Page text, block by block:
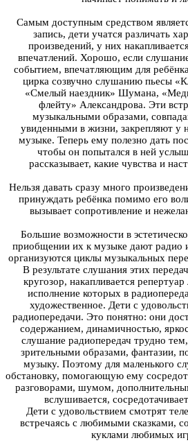
Самым доступным средством
запись, дети учатся различать
произведений, у них
впечатлений. Хорошо, если
событием, впечатляющим для
цирка созвучно слушанию пьесы
«Смелый наездник» Шумана,
флейту» Александрова. Эти
музыкальными образами,
увиденными в жизни, закрепляют у
музыке. Теперь ему полезно дать
чтобы он попытался в ней
рассказывает, какие чувства и
Нельзя давать сразу много
принуждать ребёнка помимо его
вызывает сопротивление и
Большие возможности в
приобщении их к музыке дают радио
организуются циклы музыкальных
В результате слушания этих
кругозор, накапливается
исполнение которых в
художественное. Дети с
радиопередачи. Это понятно: они
содержанием, динамичностью,
слушание радиопередач трудно
зрительными образами, фантазии,
музыку. Поэтому для маленького
обстановку, помогающую ему
разговорами, шумом,
вслушивается,
Дети с удовольствием смотрят
встречаясь с любимыми сказками,
куклами любимых